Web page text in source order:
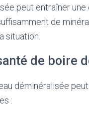
peut entraîner
de
situation.
de boire
déminéralisée
: